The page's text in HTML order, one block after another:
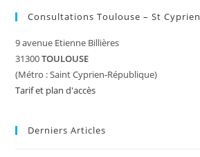
Consultations Toulouse – St Cyprien
9 avenue Etienne Billières
31300TOULOUSE
(Métro : Saint Cyprien-République)
Tarif et plan d'accès
Derniers Articles